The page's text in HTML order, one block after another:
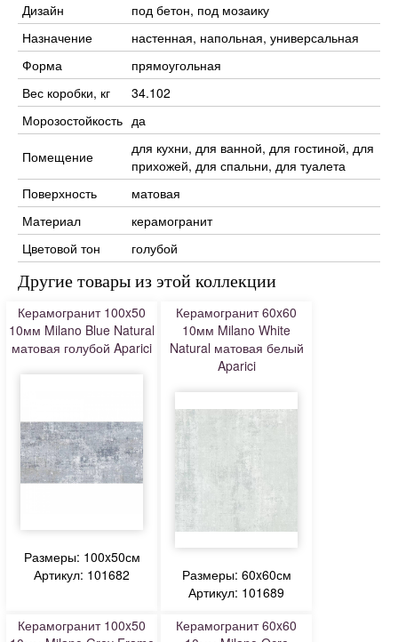
Дизайн
под бетон, под мозаику
Назначение
настенная, напольная, универсальная
Форма
прямоугольная
Вес коробки, кг
34.102
Морозостойкость да
Помещение
для кухни, для ванной, для гостиной, для
прихожей, для спальни, для туалета
Поверхность
матовая
Материал
керамогранит
Цветовой тон
голубой
Другие товары из этой коллекции
Керамогранит 100x50
10мм Milano Blue Natural
матовая голубой Aparici
Размеры: 100x50см
Артикул: 101682
Керамогранит 60x60
10мм Milano White
Natural матовая белый
Aparici
Размеры: 60x60см
Артикул: 101689
Керамогранит 100x50
Керамогранит 60x60